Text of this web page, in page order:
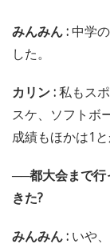
みんみん : 中学
した。
カリン :私もス
スケ、ソフトボ
成績もほかは1
──都大会まで行
きた?
みんみん : いや